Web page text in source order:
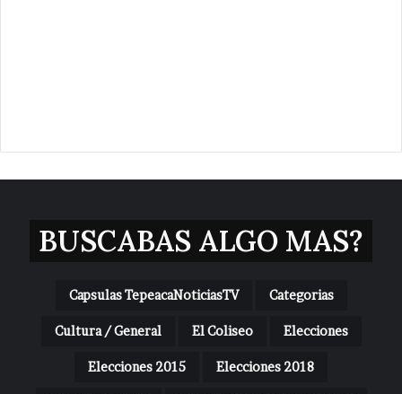
BUSCABAS ALGO MAS?
Capsulas TepeacaNoticiasTV Categorias
Cultura / General El Coliseo Elecciones
Elecciones 2015 Elecciones 2018